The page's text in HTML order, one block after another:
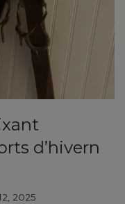
d’hivern
2025